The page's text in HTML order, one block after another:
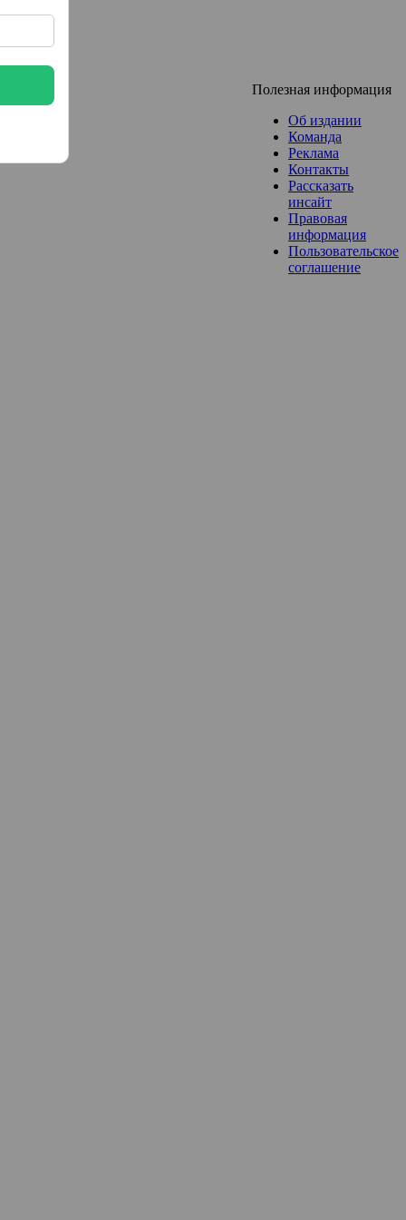
Полезная информация
Об издании
Команда
Реклама
Контакты
Рассказать
инсайт
Правовая
информация
Пользовательское
соглашение